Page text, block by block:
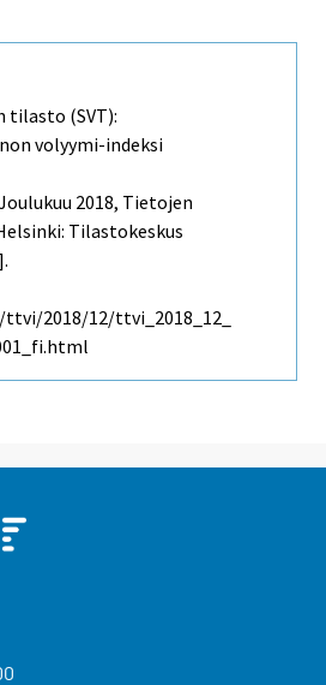
tilasto (SVT):
volyymi-indeksi
2018, Tietojen
Tilastokeskus
2018/12/ttvi_2018_12_